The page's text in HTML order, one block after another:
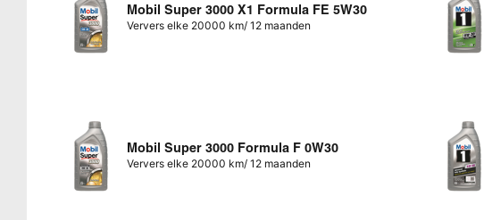
Mobil Super 3000 X1 Formula FE 5W30
Ververs elke 20000 km/ 12 maanden
Mobil Super 3000 Formula F 0W30
Ververs elke 20000 km/ 12 maanden